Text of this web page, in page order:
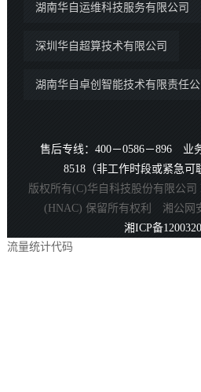
湖南华自运维科技服务有限公司
深圳华自超算技术有限公司
湖南华自卓创智能技术有限责任公
售后专线：400－0586－896 业
8518（非工作时段或紧急可
版权所有(C)华自科技股份有限公司
(HNAC) 保留所有权利 湘公网
湘ICP备
流量统计代码